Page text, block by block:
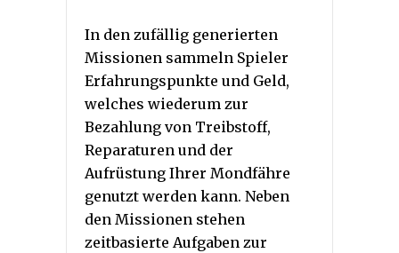
In den zufällig generierten
Missionen sammeln Spieler
Erfahrungspunkte und Geld,
welches wiederum zur
Bezahlung von Treibstoff,
Reparaturen und der
Aufrüstung Ihrer Mondfähre
genutzt werden kann. Neben
den Missionen stehen
zeitbasierte Aufgaben zur